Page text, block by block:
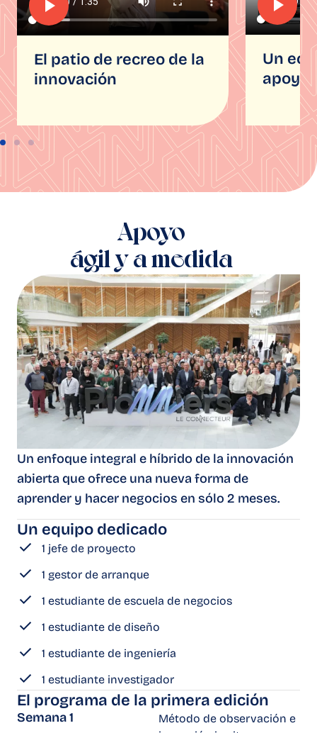
El patio de recreo de la
innovación
Un
apoyo
Apoyo
ágil y a medida
Un enfoque integral e híbrido de la innovación
abierta que ofrece una nueva forma de
aprender y hacer negocios en sólo 2 meses.
Un equipo dedicado
1 jefe de proyecto
1 gestor de arranque
1 estudiante de escuela de negocios
1 estudiante de diseño
1 estudiante de ingeniería
1 estudiante investigador
El programa de la primera edición
Semana 1
Método de observación e